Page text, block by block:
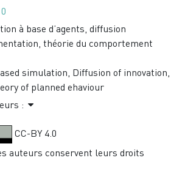
à base d’agents, diffusion
théorie du comportement
simulation, Diffusion of innovation,
of planned ehaviour
:
CC-BY 4.0
auteurs conservent leurs droits